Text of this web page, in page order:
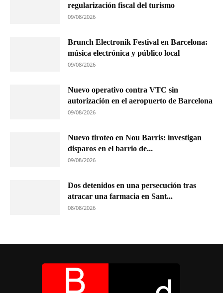
regularización fiscal del turismo
09/08/2026
Brunch Electronik Festival en Barcelona:
música electrónica y público local
09/08/2026
Nuevo operativo contra VTC sin
autorización en el aeropuerto de Barcelona
09/08/2026
Nuevo tiroteo en Nou Barris: investigan
disparos en el barrio de...
09/08/2026
Dos detenidos en una persecución tras
atracar una farmacia en Sant...
08/08/2026